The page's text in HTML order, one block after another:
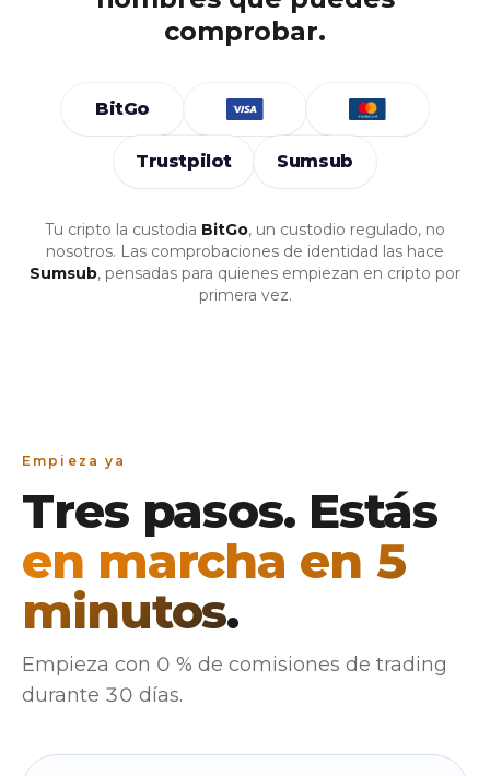
comprobar.
BitGo
Trustpilot Sumsub
Tu cripto la custodia BitGo, un custodio regulado, no
nosotros. Las comprobaciones de identidad las hace
Sumsub, pensadas para quienes empiezan en cripto por
primera vez.
Empieza ya
Tres pasos. Estás
en marcha en 5
minutos.
Empieza con 0 % de comisiones de trading
durante 30 días.